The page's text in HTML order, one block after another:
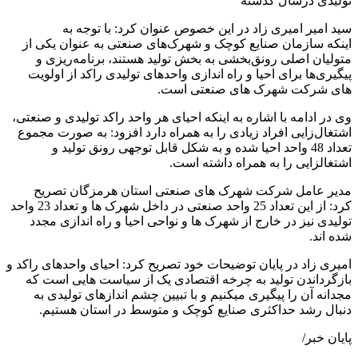
سید امیر امیری زاد در این خصوص عنوان کرد: با توجه به
اینکه سازمان صنایع کوچک و شهرک‌های صنعتی به عنوان یکی از
متولیان اصلی رونق‌بخشی به بخش تولید هستند، برنامه‌ریزی و
پیگیری‌ها برای احیا و راه اندازی واحدهای تولیدی راکد از اولویت
های شرکت شهرک های صنعتی است.
وی در ادامه با اشاره به اینکه احیای هر واحد راکد تولیدی و صنعتی،
اشتغال‌زایی افراد زیادی را به همراه دارد افزود: به صورت مجموع
تعداد 48 واحد احیا شده و به شکل قابل توجهی رونق تولید و
اشتغالزایی را به همراه داشته است.
مدیر عامل شرکت شهرک های صنعتی استان هرمزگان تصریح
کرد: از این تعداد 25 واحد صنعتی در داخل شهرک ها و تعداد 23 واحد
تولیدی نیز در خارج از شهرک ها و نواحی احیا و راه اندازی مجدد
شده اند.
امیری زاد در پایان توضیحات خود تصریح کرد: احیای واحدهای راکد و
بازگرداندن تولید به چرخه اقتصادی یک از سیاست هایی است که
مجدانه آن را پیگیری میکنیم و با تبیین چشم اندازهای تولیدی به
دنبال رشد حداکثری صنایع کوچک و متوسط در استان هستیم.
پایان خبر/